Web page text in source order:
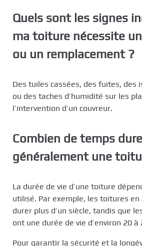
Quels sont les signes
ma toiture nécessite
ou un remplacement ?
Des tuiles cassées, des fuites, des
ou des taches d’humidité sur les
l’intervention d’un couvreur.
Combien de temps dure
généralement une
La durée de vie d’une toiture
utilisé. Par exemple, les toitures
durer plus d’un siècle, tandis que
ont une durée de vie d’environ 20 à
Pour garantir la sécurité et la